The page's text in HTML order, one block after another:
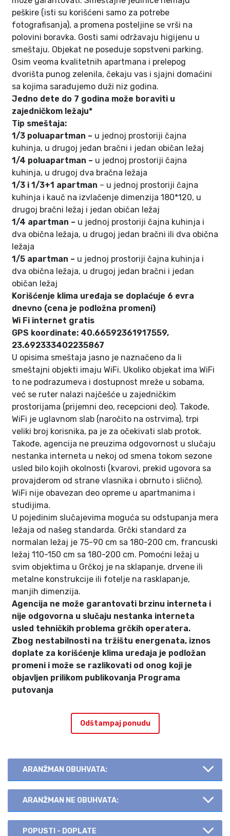
peškire (isti su korišćeni samo za potrebe
fotografisanja), a promena posteljine se vrši na
polovini boravka. Gosti sami održavaju higijenu u
smeštaju. Objekat ne poseduje sopstveni parking.
Osim veoma kvalitetnih apartmana i prelepog
dvorišta punog zelenila, čekaju vas i sjajni domaćini
sa kojima sarađujemo duži niz godina.
Jedno dete do 7 godina može boraviti u
zajedničkom ležaju*
Tip smeštaja:
1/3 poluapartman – u jednoj prostoriji čajna
kuhinja, u drugoj jedan bračni i jedan običan ležaj
1/4 poluapartman – u jednoj prostoriji čajna
kuhinja, u drugoj dva bračna ležaja
1/3 i 1/3+1 apartman – u jednoj prostoriji čajna
kuhinja i kauč na izvlačenje dimenzija 180*120, u
drugoj bračni ležaj i jedan običan ležaj
1/4 apartman – u jednoj prostoriji čajna kuhinja i
dva obična ležaja, u drugoj jedan bračni ili dva obična
ležaja
1/5 apartman – u jednoj prostoriji čajna kuhinja i
dva obična ležaja, u drugoj jedan bračni i jedan
običan ležaj
Korišćenje klima uređaja se doplaćuje 6 evra
dnevno (cena je podložna promeni)
Wi Fi internet gratis
GPS koordinate: 40.66592361917559,
23.692333402235867
U opisima smeštaja jasno je naznačeno da li
smeštajni objekti imaju WiFi. Ukoliko objekat ima WiFi
to ne podrazumeva i dostupnost mreže u sobama,
već se ruter nalazi najčešće u zajedničkim
prostorijama (prijemni deo, recepcioni deo). Takođe,
WiFi je uglavnom slab (naročito na ostrvima), trpi
veliki broj korisnika, pa je za očekivati slab protok.
Takođe, agencija ne preuzima odgovornost u slučaju
nestanka interneta u nekoj od smena tokom sezone
usled bilo kojih okolnosti (kvarovi, prekid ugovora sa
provajderom od strane vlasnika i obrnuto i slično).
WiFi nije obavezan deo opreme u apartmanima i
studijima.
U pojedinim slučajevima moguća su odstupanja mera
ležaja od našeg standarda. Grčki standard za
normalan ležaj je 75-90 cm sa 180-200 cm, francuski
ležaj 110-150 cm sa 180-200 cm. Pomoćni ležaj u
svim objektima u Grčkoj je na sklapanje, drvene ili
metalne konstrukcije ili fotelje na rasklapanje,
manjih dimenzija.
Agencija ne može garantovati brzinu interneta i
nije odgovorna u slučaju nestanka interneta
usled tehničkih problema grčkih operatera.
Zbog nestabilnosti na tržištu energenata, iznos
doplate za korišćenje klima uređaja je podložan
promeni i može se razlikovati od onog koji je
objavljen prilikom publikovanja Programa
putovanja
Odštampaj ponudu
ARANŽMAN OBUHVATA:
ARANŽMAN NE OBUHVATA:
POPUSTI - DOPLATE